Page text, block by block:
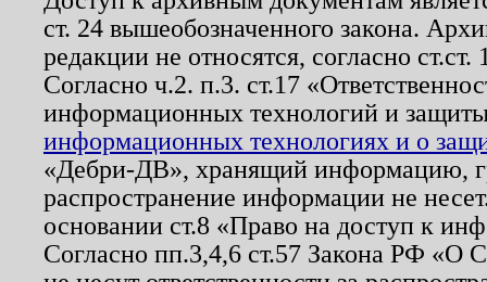
ст. 24 вышеобозначенного закона.
редакции не относятся, согласно
Согласно ч.2. п.3. ст.17
информационных технологий и
информационных технологиях и о
«Дебри-ДВ», хранящий информацию,
распространение информации не
основании ст.8 «Право на доступ к
Согласно пп.3,4,6 ст.57 Закона РФ «О